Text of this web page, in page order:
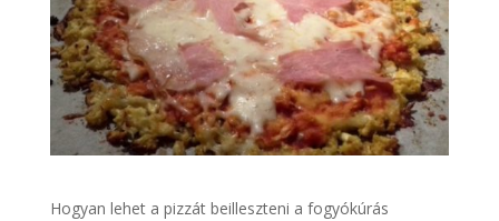
Hogyan lehet a pizzát beilleszteni a fogyókúrás